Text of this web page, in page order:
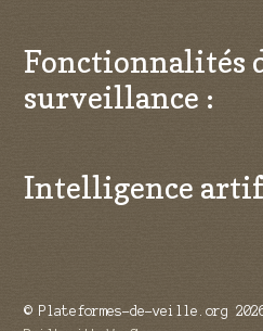
Fonctionnalités
surveillance :
Intelligence
© Plateformes-de-veille.org